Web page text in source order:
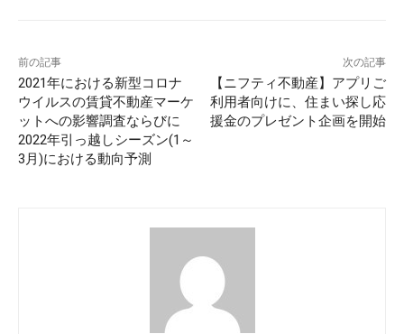
前の記事
2021年における新型コロナ
ウイルスの賃貸不動産マーケ
ットへの影響調査ならびに
2022年引っ越しシーズン(1～
3月)における動向予測
次の記事
【ニフティ不動産】アプリご
利用者向けに、住まい探し応
援金のプレゼント企画を開始